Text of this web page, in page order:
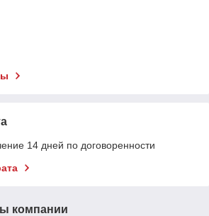
14 дней по договоренности
компании